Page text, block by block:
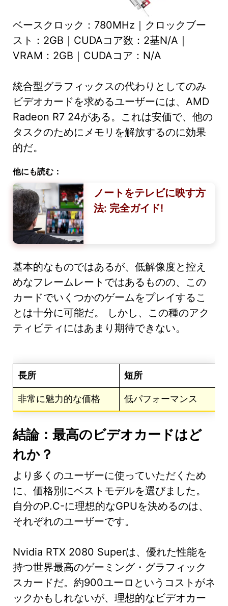
ベースクロック：780MHz｜クロックブー
スト：2GB｜CUDAコア数：2基N/A｜
VRAM：2GB｜CUDAコア：N/A
統合型グラフィックスの代わりとしてのみ
ビデオカードを求めるユーザーには、AMD
Radeon R7 24がある。これは安価で、他の
タスクのためにメモリを解放するのに効果
的だ。
他にも読む：
ノートをテレビに映す方
法: 完全ガイド!
基本的なものではあるが、低解像度と控え
めなフレームレートではあるものの、この
カードでいくつかのゲームをプレイするこ
とは十分に可能だ。 しかし、この種のアク
ティビティにはあまり期待できない。
長所 短所
非常に魅力的な価格 低パフォーマンス
結論：最高のビデオカードはど
れか？
より多くのユーザーに使っていただくため
に、価格別にベストモデルを選びました。
自分のP.C-に理想的なGPUを決めるのは、
それぞれのユーザーです。
Nvidia RTX 2080 Superは、優れた性能を
持つ世界最高のゲーミング・グラフィック
スカードだ。約900ユーロというコストがネ
ックかもしれないが、理想的なビデオカー